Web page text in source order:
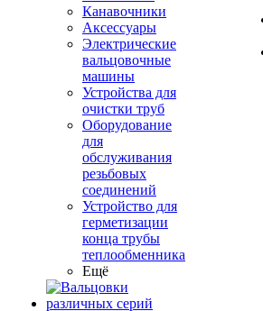
Канавочники
Аксессуары
Электрические
вальцовочные
машины
Устройства для
очистки труб
Оборудование
для
обслуживания
резьбовых
соединений
Устройство для
герметизации
конца трубы
теплообменника
Ещё